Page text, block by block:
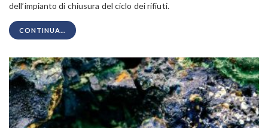
dell’impianto di chiusura del ciclo dei rifiuti.
CONTINUA...